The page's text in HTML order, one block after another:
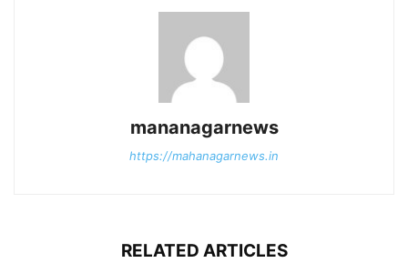
mananagarnews
https://mahanagarnews.in
RELATED ARTICLES